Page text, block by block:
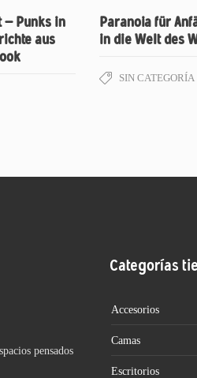
— Punks in
aus
Paranoia für
in die Welt des
SIN CATEGORÍA
pensados
Categorías
Accesorios
Camas
Escritorios